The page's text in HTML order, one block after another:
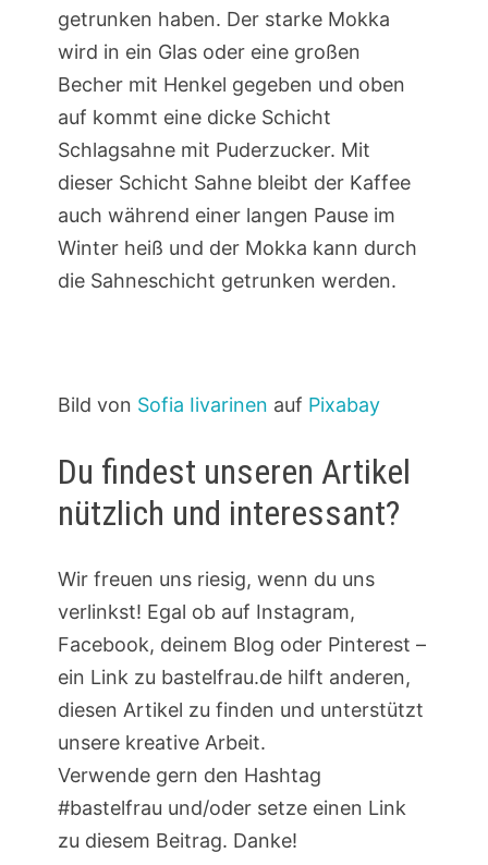
getrunken haben. Der starke Mokka
wird in ein Glas oder eine großen
Becher mit Henkel gegeben und oben
auf kommt eine dicke Schicht
Schlagsahne mit Puderzucker. Mit
dieser Schicht Sahne bleibt der Kaffee
auch während einer langen Pause im
Winter heiß und der Mokka kann durch
die Sahneschicht getrunken werden.
Bild von Sofia Iivarinen auf Pixabay
Du findest unseren Artikel
nützlich und interessant?
Wir freuen uns riesig, wenn du uns
verlinkst! Egal ob auf Instagram,
Facebook, deinem Blog oder Pinterest –
ein Link zu bastelfrau.de hilft anderen,
diesen Artikel zu finden und unterstützt
unsere kreative Arbeit.
Verwende gern den Hashtag
#bastelfrau und/oder setze einen Link
zu diesem Beitrag. Danke!